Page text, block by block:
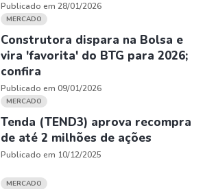
Publicado em 28/01/2026
MERCADO
Construtora dispara na Bolsa e
vira 'favorita' do BTG para 2026;
confira
Publicado em 09/01/2026
MERCADO
Tenda (TEND3) aprova recompra
de até 2 milhões de ações
Publicado em 10/12/2025
MERCADO